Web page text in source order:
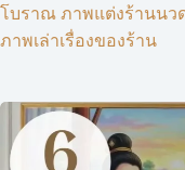
โบราณ ภาพแต่งร้านนว
ภาพเล่าเรื่องของร้าน